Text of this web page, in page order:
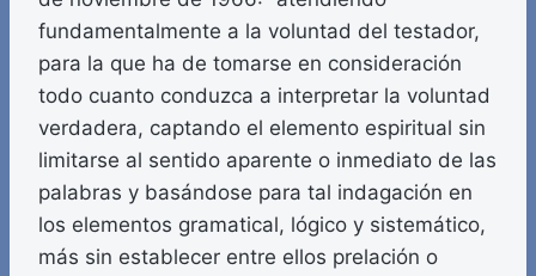
fundamentalmente a la voluntad del testador,
para la que ha de tomarse en consideración
todo cuanto conduzca a interpretar la voluntad
verdadera, captando el elemento espiritual sin
limitarse al sentido aparente o inmediato de las
palabras y basándose para tal indagación en
los elementos gramatical, lógico y sistemático,
más sin establecer entre ellos prelación o